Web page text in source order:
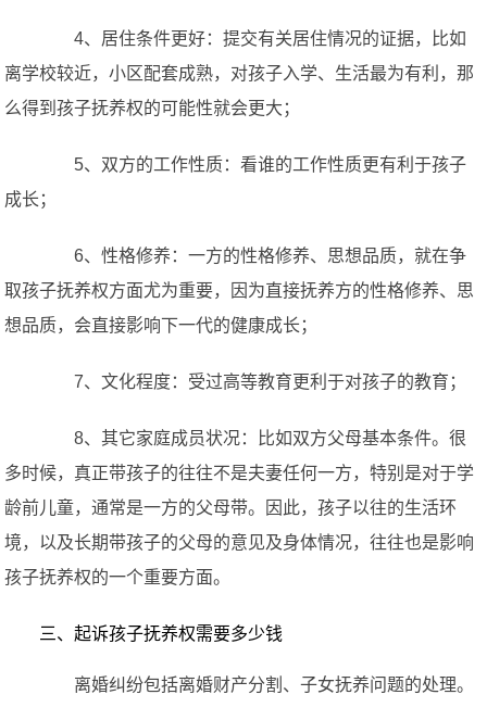
4、居住条件更好：提交有关居住情况的证据，比如
离学校较近，小区配套成熟，对孩子入学、生活最为有利，那
么得到孩子抚养权的可能性就会更大；
5、双方的工作性质：看谁的工作性质更有利于孩子
成长；
6、性格修养：一方的性格修养、思想品质，就在争
取孩子抚养权方面尤为重要，因为直接抚养方的性格修养、思
想品质，会直接影响下一代的健康成长；
7、文化程度：受过高等教育更利于对孩子的教育；
8、其它家庭成员状况：比如双方父母基本条件。很
多时候，真正带孩子的往往不是夫妻任何一方，特别是对于学
龄前儿童，通常是一方的父母带。因此，孩子以往的生活环
境，以及长期带孩子的父母的意见及身体情况，往往也是影响
孩子抚养权的一个重要方面。
三、起诉孩子抚养权需要多少钱
离婚纠纷包括离婚财产分割、子女抚养问题的处理。